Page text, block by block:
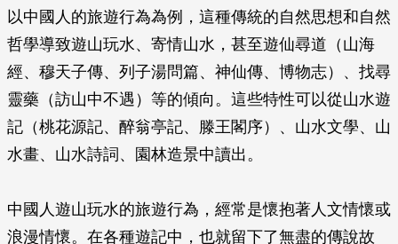
以中國人的旅遊行為為例，這種傳統的自然思想和自然
哲學導致遊山玩水、寄情山水，甚至遊仙尋道（山海
經、穆天子傳、列子湯問篇、神仙傳、博物志）、找尋
靈藥（訪山中不遇）等的傾向。這些特性可以從山水遊
記（桃花源記、醉翁亭記、滕王閣序）、山水文學、山
水畫、山水詩詞、園林造景中讀出。
中國人遊山玩水的旅遊行為，經常是懷抱著人文情懷或
浪漫情懷。在各種遊記中，也就留下了無盡的傳說故